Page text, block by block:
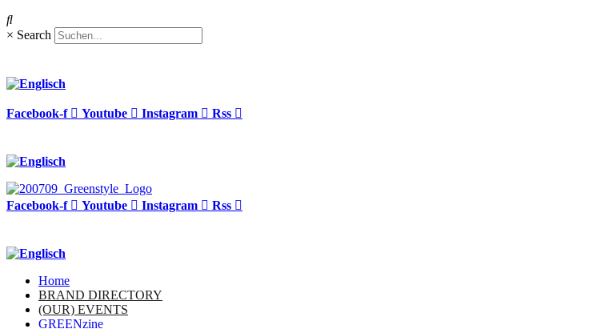
× Search
Facebook-f Youtube Instagram Rss
Facebook-f Youtube Instagram Rss
Home
BRAND DIRECTORY
(OUR) EVENTS
GREENzine